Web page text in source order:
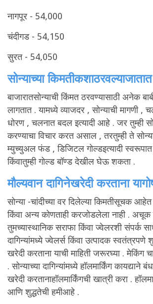
नागपूर - 54,000
चंदीगड- 54,150
सुरत- 54,050
सोन्याच्या किमतीकशाठरवल्याजातात
बाजारातसोन्याची किंमत ठरवण्यासाठी अनेक
लागतात.यामध्ये व्याजदर ,सोन्याची मागणी,
धोरण ,चलनात बदल इत्यादी आहे .जर तुम्ही
करण्याचा विचार करत असाल ,तरतुम्ही ते
म्युच्युअल फंड,डिजिटल गोल्डइत्यादी स्वरूपात
किंवातुम्ही गोल्ड बॉण्ड देखील घेऊ शकता.
मौल्यवान दागिनेखरेदी करताना या
सोन्या-चांदीच्या वर दिलेल्या किमतीसूचक आहेत
किंवा अन्य कोणताही करजोडलेला नाही. अचूक
तुमच्यास्थानिक सराफा किंवा ज्वेलरशी संपर्क
दागिन्यांमध्ये ज्वेलर्स किंवा उत्पादक स्वतंत्रपणे
खरेदी करताना याची माहिती जरूरघ्या.मेकिंग
.सोन्याच्या दागिन्यांमध्ये हॉलमार्किंग कायद्याने
खरेदी करतानाहॉलमार्किंगची खात्री करा.
आणि शुद्धतेची हमीआहे .